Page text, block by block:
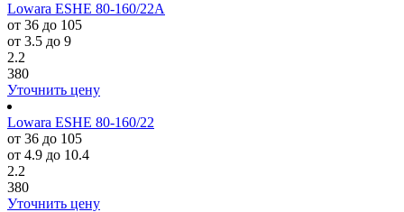
Lowara ESHE 80-160/22A
от 36 до 105
от 3.5 до 9
2.2
380
Уточнить цену
Lowara ESHE 80-160/22
от 36 до 105
от 4.9 до 10.4
2.2
380
Уточнить цену